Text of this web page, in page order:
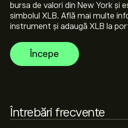
bursa de valori din New York și
simbolul XLB. Află mai multe
instrument și adaugă XLB la
Începe
Întrebări frecvente
Selectează intervalul de timp
istorice pentru State Street
SPDR ETF. Prețul pentru State
Sector SPDR ETF a variat între
Pentru a cumpăra XLB,
ETF vrei să cumperi. De
care va cumpăra XLB la un